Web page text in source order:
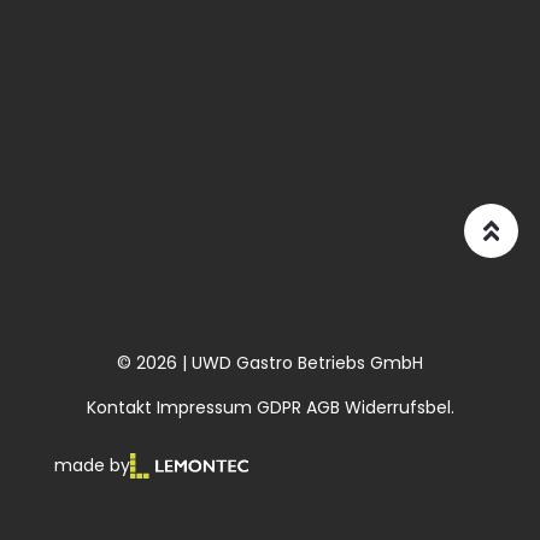
© 2026 | UWD Gastro Betriebs GmbH
Kontakt Impressum GDPR AGB Widerrufsbel.
made by